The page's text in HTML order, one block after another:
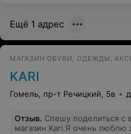
Ещё 1 адрес
МАГАЗИН ОБУВИ, ОДЕЖДЫ,
KARI
Гомель, пр-т Речицкий, 5в
Отзыв. Спешу поделиться с
магазин Kari.Я очень люблю